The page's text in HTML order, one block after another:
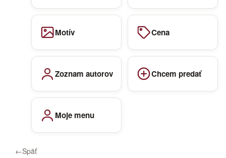
Motív Cena
Zoznam autorov Chcem predať
Moje menu
←Späť